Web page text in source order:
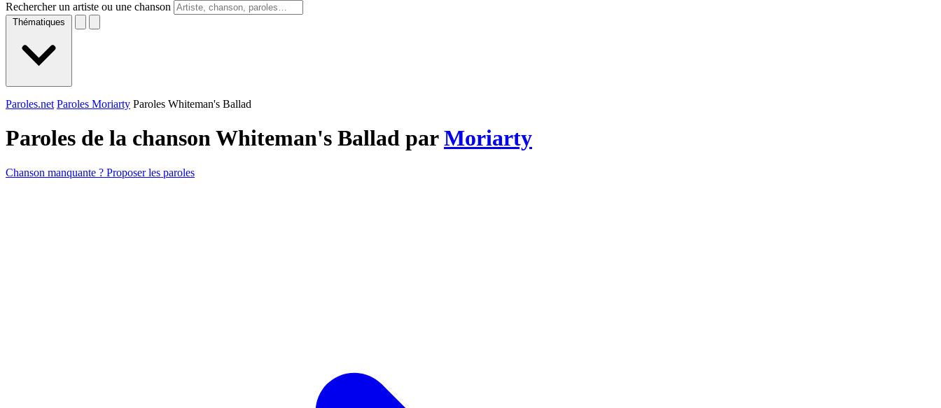
Rechercher un artiste ou une chanson
Thématiques
Paroles.net Paroles Moriarty Paroles Whiteman's Ballad
Paroles de la chanson Whiteman's Ballad parMoriarty
Chanson manquante ? Proposer les paroles